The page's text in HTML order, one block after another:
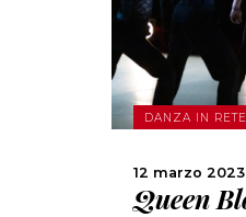
DANZA IN RETE
12 marzo 2023
Queen